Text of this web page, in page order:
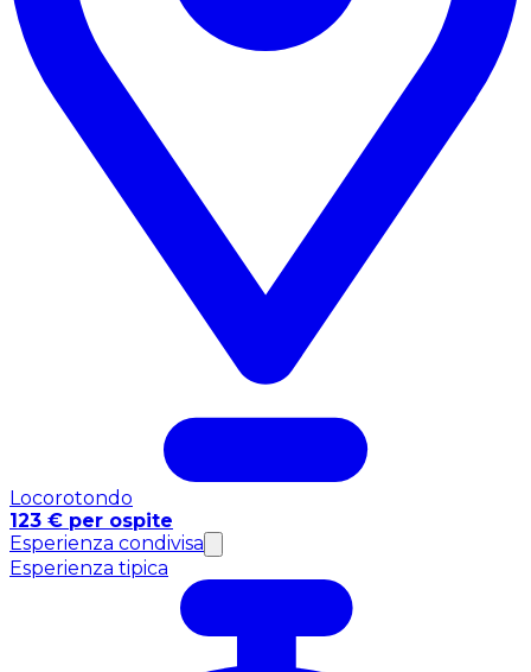
Locorotondo
123 € per ospite
Esperienza condivisa
Esperienza tipica